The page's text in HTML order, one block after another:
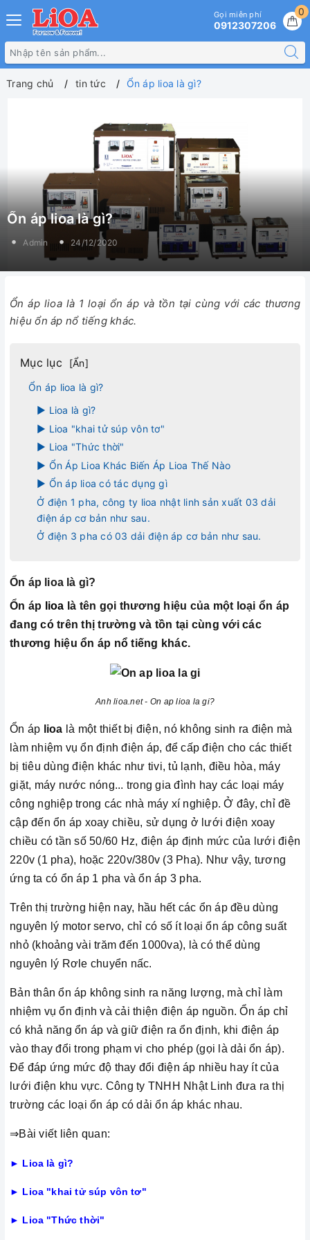
0
Gọi miễn phí
0912307206
Trang chủ tin tức Ổn áp lioa là gì?
Ổn áp lioa là gì?
Admin 24/12/2020
Ổn áp lioa là 1 loại ổn áp và tồn tại cùng với các thương
hiệu ổn áp nổ tiếng khác.
Mục lục [Ẩn]
Ổn áp lioa là gì?
► Lioa là gì?
► Lioa "khai tử súp vôn tơ"
► Lioa "Thức thời"
► Ổn Áp Lioa Khác Biến Áp Lioa Thế Nào
► Ổn áp lioa có tác dụng gì
Ở điện 1 pha, công ty lioa nhật linh sản xuất 03 dải
điện áp cơ bản như sau.
Ở điện 3 pha có 03 dải điện áp cơ bản như sau.
Ổn áp lioa là gì?
Ổn áp
lioa là tên gọi thương hiệu của một loại ổn áp
đang có trên thị trường và tồn tại cùng với các
thương hiệu ổn áp nổ tiếng khác.
Anh lioa.net - On ap lioa la gi?
Ổn áp lioa là một thiết bị điện, nó không sinh ra điện mà
làm nhiệm vụ ổn định điện áp, để cấp điện cho các thiết
bị tiêu dùng điện khác như tivi, tủ lạnh, điều hòa, máy
giặt, máy nước nóng... trong gia đình hay các loại máy
công nghiệp trong các nhà máy xí nghiệp. Ở đây, chỉ đề
cập đến ổn áp xoay chiều, sử dụng ở lưới điện xoay
chiều có tần số 50/60 Hz, điện áp định mức của lưới điện
220v (1 pha), hoặc 220v/380v (3 Pha). Như vậy, tương
ứng ta có ổn áp 1 pha và ổn áp 3 pha.
Trên thị trường hiện nay, hầu hết các ổn áp đều dùng
nguyên lý motor servo, chỉ có số ít loại ổn áp công suất
nhỏ (khoảng vài trăm đến 1000va), là có thể dùng
nguyên lý Rơle chuyển nấc.
Bản thân ổn áp không sinh ra năng lượng, mà chỉ làm
nhiệm vụ ổn định và cải thiện điện áp nguồn. Ổn áp chỉ
có khả năng ổn áp và giữ điện ra ổn định, khi điện áp
vào thay đổi trong phạm vi cho phép (gọi là dải ổn áp).
Để đáp ứng mức độ thay đổi điện áp nhiều hay ít của
lưới điện khu vực. Công ty TNHH Nhật Linh đưa ra thị
trường các loại ổn áp có dải ổn áp khác nhau.
⇒Bài viết liên quan:
► Lioa là gì?
► Lioa "khai tử súp vôn tơ"
► Lioa "Thức thời"